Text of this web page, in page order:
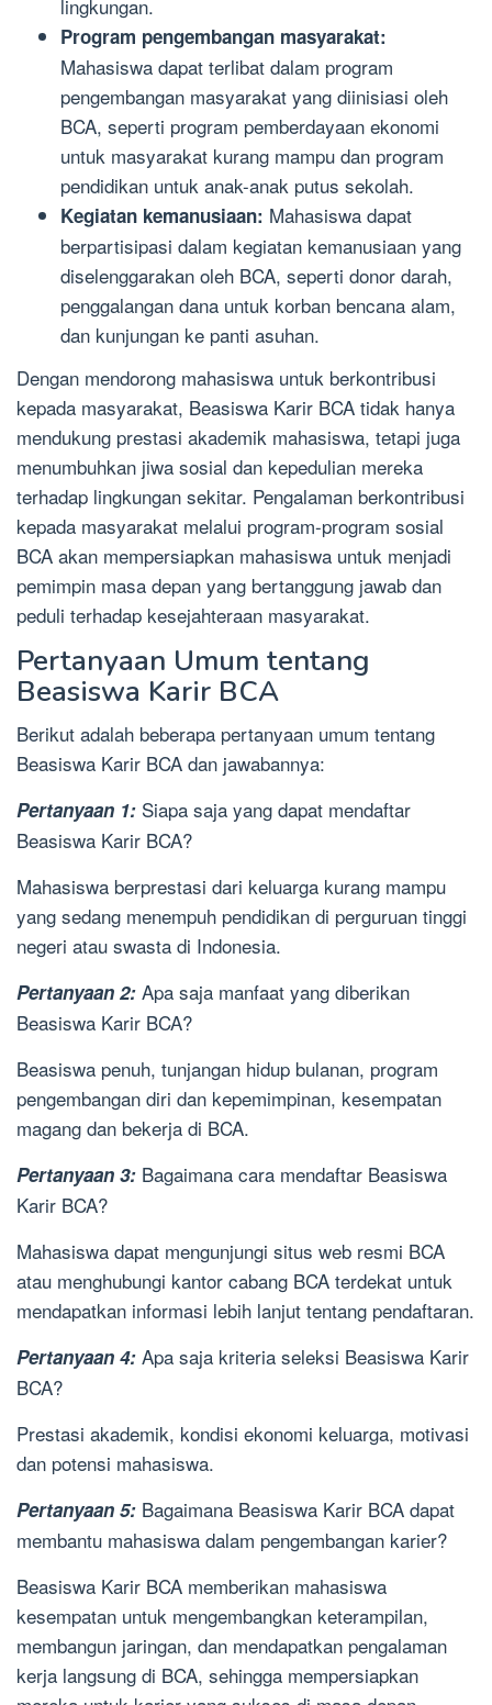
lingkungan.
Program pengembangan masyarakat:
Mahasiswa dapat terlibat dalam program
pengembangan masyarakat yang diinisiasi oleh
BCA, seperti program pemberdayaan ekonomi
untuk masyarakat kurang mampu dan program
pendidikan untuk anak-anak putus sekolah.
Kegiatan kemanusiaan: Mahasiswa dapat
berpartisipasi dalam kegiatan kemanusiaan yang
diselenggarakan oleh BCA, seperti donor darah,
penggalangan dana untuk korban bencana alam,
dan kunjungan ke panti asuhan.
Dengan mendorong mahasiswa untuk berkontribusi
kepada masyarakat, Beasiswa Karir BCA tidak hanya
mendukung prestasi akademik mahasiswa, tetapi juga
menumbuhkan jiwa sosial dan kepedulian mereka
terhadap lingkungan sekitar. Pengalaman berkontribusi
kepada masyarakat melalui program-program sosial
BCA akan mempersiapkan mahasiswa untuk menjadi
pemimpin masa depan yang bertanggung jawab dan
peduli terhadap kesejahteraan masyarakat.
Pertanyaan Umum tentang
Beasiswa Karir BCA
Berikut adalah beberapa pertanyaan umum tentang
Beasiswa Karir BCA dan jawabannya:
Pertanyaan 1: Siapa saja yang dapat mendaftar
Beasiswa Karir BCA?
Mahasiswa berprestasi dari keluarga kurang mampu
yang sedang menempuh pendidikan di perguruan tinggi
negeri atau swasta di Indonesia.
Pertanyaan 2: Apa saja manfaat yang diberikan
Beasiswa Karir BCA?
Beasiswa penuh, tunjangan hidup bulanan, program
pengembangan diri dan kepemimpinan, kesempatan
magang dan bekerja di BCA.
Pertanyaan 3: Bagaimana cara mendaftar Beasiswa
Karir BCA?
Mahasiswa dapat mengunjungi situs web resmi BCA
atau menghubungi kantor cabang BCA terdekat untuk
mendapatkan informasi lebih lanjut tentang pendaftaran.
Pertanyaan 4: Apa saja kriteria seleksi Beasiswa Karir
BCA?
Prestasi akademik, kondisi ekonomi keluarga, motivasi
dan potensi mahasiswa.
Pertanyaan 5: Bagaimana Beasiswa Karir BCA dapat
membantu mahasiswa dalam pengembangan karier?
Beasiswa Karir BCA memberikan mahasiswa
kesempatan untuk mengembangkan keterampilan,
membangun jaringan, dan mendapatkan pengalaman
kerja langsung di BCA, sehingga mempersiapkan